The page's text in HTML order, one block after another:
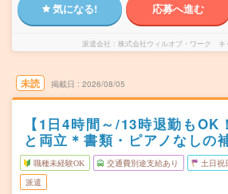
気になる! 応募へ進む
派遣会社 株式会社ウィルオブ・ワーク キ
未読 掲載日 2026/08/05
【1日4時間～/13時退勤もOK
と両立＊書類・ピアノなしの
職種未経験OK 交通費別途支給あり 土日祝
派遣